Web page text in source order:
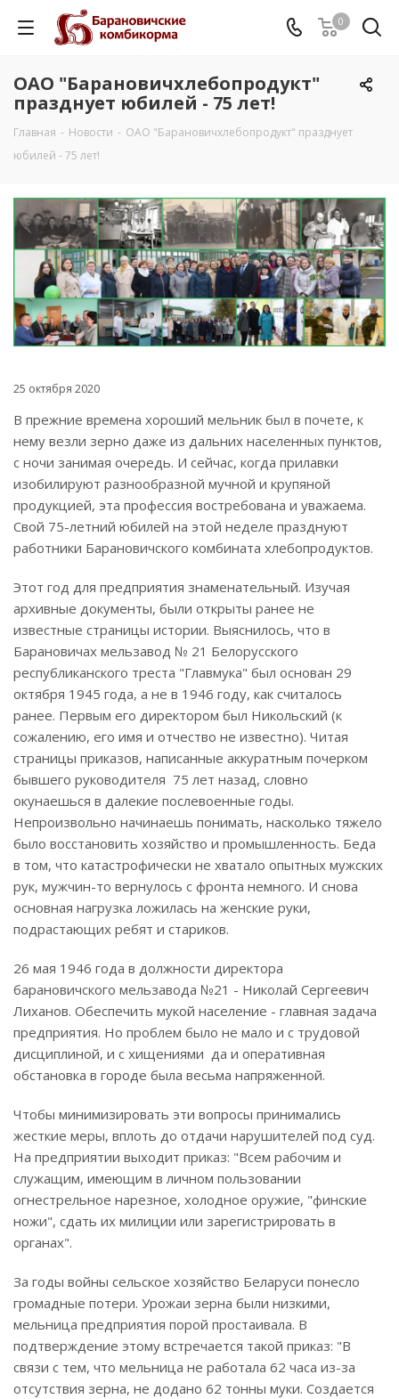
0
ОАО "Барановичхлебопродукт"
празднует юбилей - 75 лет!
Главная - Новости - ОАО "Барановичхлебопродукт" празднует
юбилей - 75 лет!
25 октября 2020
В прежние времена хороший мельник был в почете, к
нему везли зерно даже из дальних населенных пунктов,
с ночи занимая очередь. И сейчас, когда прилавки
изобилируют разнообразной мучной и крупяной
продукцией, эта профессия востребована и уважаема.
Свой 75-летний юбилей на этой неделе празднуют
работники Барановичского комбината хлебопродуктов.
Этот год для предприятия знаменательный. Изучая
архивные документы, были открыты ранее не
известные страницы истории. Выяснилось, что в
Барановичах мельзавод № 21 Белорусского
республиканского треста "Главмука" был основан 29
октября 1945 года, а не в 1946 году, как считалось
ранее. Первым его директором был Никольский (к
сожалению, его имя и отчество не известно). Читая
страницы приказов, написанные аккуратным почерком
бывшего руководителя 75 лет назад, словно
окунаешься в далекие послевоенные годы.
Непроизвольно начинаешь понимать, насколько тяжело
было восстановить хозяйство и промышленность. Беда
в том, что катастрофически не хватало опытных мужских
рук, мужчин-то вернулось с фронта немного. И снова
основная нагрузка ложилась на женские руки,
подрастающих ребят и стариков.
26 мая 1946 года в должности директора
барановичского мельзавода №21 - Николай Сергеевич
Лиханов. Обеспечить мукой население - главная задача
предприятия. Но проблем было не мало и с трудовой
дисциплиной, и с хищениями да и оперативная
обстановка в городе была весьма напряженной.
Чтобы минимизировать эти вопросы принимались
жесткие меры, вплоть до отдачи нарушителей под суд.
На предприятии выходит приказ: "Всем рабочим и
служащим, имеющим в личном пользовании
огнестрельное нарезное, холодное оружие, "финские
ножи", сдать их милиции или зарегистрировать в
органах".
За годы войны сельское хозяйство Беларуси понесло
громадные потери. Урожаи зерна были низкими,
мельница предприятия порой простаивала. В
подтверждение этому встречается такой приказ: "В
связи с тем, что мельница не работала 62 часа из-за
отсутствия зерна, не додано 62 тонны муки. Создается